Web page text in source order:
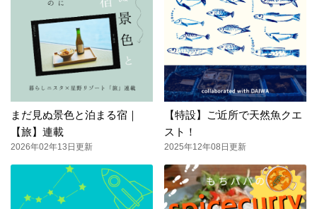
まだ見ぬ景色と泊まる宿｜
【旅】連載
2026年02年13日更新
【特設】ご近所で天然魚クエ
スト！
2025年12年08日更新